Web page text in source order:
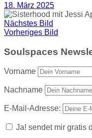
18. März 2025
Nächstes Bild
Vorheriges Bild
Soulspaces
Vorname
Nachname
E-Mail-Adresse:
Ja! sendet mir gratis